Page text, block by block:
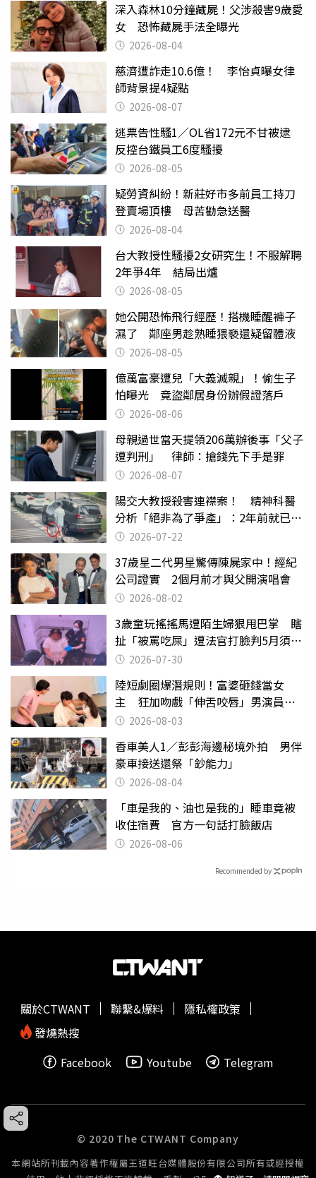
深入森林10分鐘藏屍！父涉殺害9歲愛
女 恐怖藏屍手法全曝光
2026-08-04
慈濟遭詐走10.6億！ 李怡貞曝女律
師背景提4疑點
2026-08-07
逃票告性騷1／OL省172元不甘被逮
反控台鐵員工6度騷擾
2026-08-05
疑勞資糾紛！新莊好市多前員工持刀
登賣場頂樓 母苦勸急送醫
2026-08-04
台大教授性騷擾2女研究生！不服解聘
2年爭4年 結局出爐
2026-08-05
她公開恐怖飛行經歷！搭機睡醒褲子
濕了 鄰座男趁熟睡猥褻還疑留體液
2026-08-05
億萬富豪遭兒「大義滅親」！偷生子
怕曝光 竟盜鄰居身份辦假證落戶
2026-08-06
母親過世當天提領206萬辦後事「父子
遭判刑」 律師：搶錢先下手是罪
2026-08-07
陽交大教授殺害連襟案！ 精神科醫
分析「絕非為了爭產」：2年前就已言
行詭異
2026-07-22
37歲星二代男星驚傳陳屍家中！經紀
公司證實 2個月前才與父開演唱會
2026-08-02
3歲童玩搖搖馬遭陌生婦狠甩巴掌 瞎
扯「被罵吃屎」遭法官打臉判5月須入
監 2026-07-30
陸短劇圈爆潛規則！富婆砸錢當女
主 狂加吻戲「伸舌咬唇」男演員崩
潰 2026-08-03
香車美人1／彭彭海邊秘境外拍 男伴
豪車接送還祭「鈔能力」
2026-08-04
「車是我的、油也是我的」睡車竟被
收住宿費 官方一句話打臉飯店
2026-08-06
Recommended by
關於CTWANT 聯繫&爆料
隱私權政策
發燒熱搜
Facebook
Youtube Telegram
© 2020 The CTWANT Company
本網站所刊載內容著作權屬王道旺台媒體股份有限公司所有或經授權